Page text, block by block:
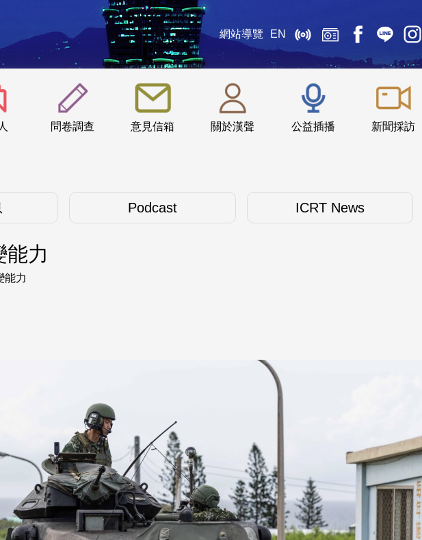
網站導覽 EN
問卷調查 意見信箱 關於漢聲 公益插播 新聞採訪
:::
Podcast ICRT News
能力
能力